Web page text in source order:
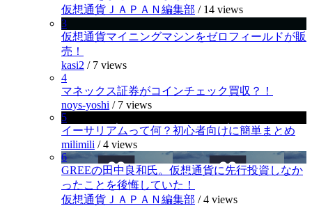
仮想通貨ＪＡＰＡＮ編集部 / 14 views
3
仮想通貨マイニングマシンをゼロフィールドが販
売！
kasi2 / 7 views
4
マネックス証券がコインチェック買収？！
noys-yoshi / 7 views
5
イーサリアムって何？初心者向けに簡単まとめ
milimili /4 views
6
GREEの田中良和氏。仮想通貨に先行投資しなか
ったことを後悔していた！
仮想通貨ＪＡＰＡＮ編集部 /4 views